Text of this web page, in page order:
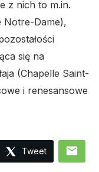
z nich to m.in.
Notre-Dame),
się na
(Chapelle Saint-
i renesansowe
Tweet mail